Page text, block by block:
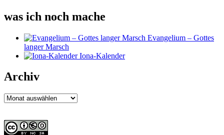
was ich noch mache
Evangelium – Gottes
langer Marsch
Iona-Kalender
Archiv
Archiv